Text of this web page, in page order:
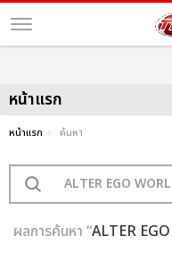
หน้าแรก
หน้าแรก ค้นหา
ผลการค้นหา “ALTER